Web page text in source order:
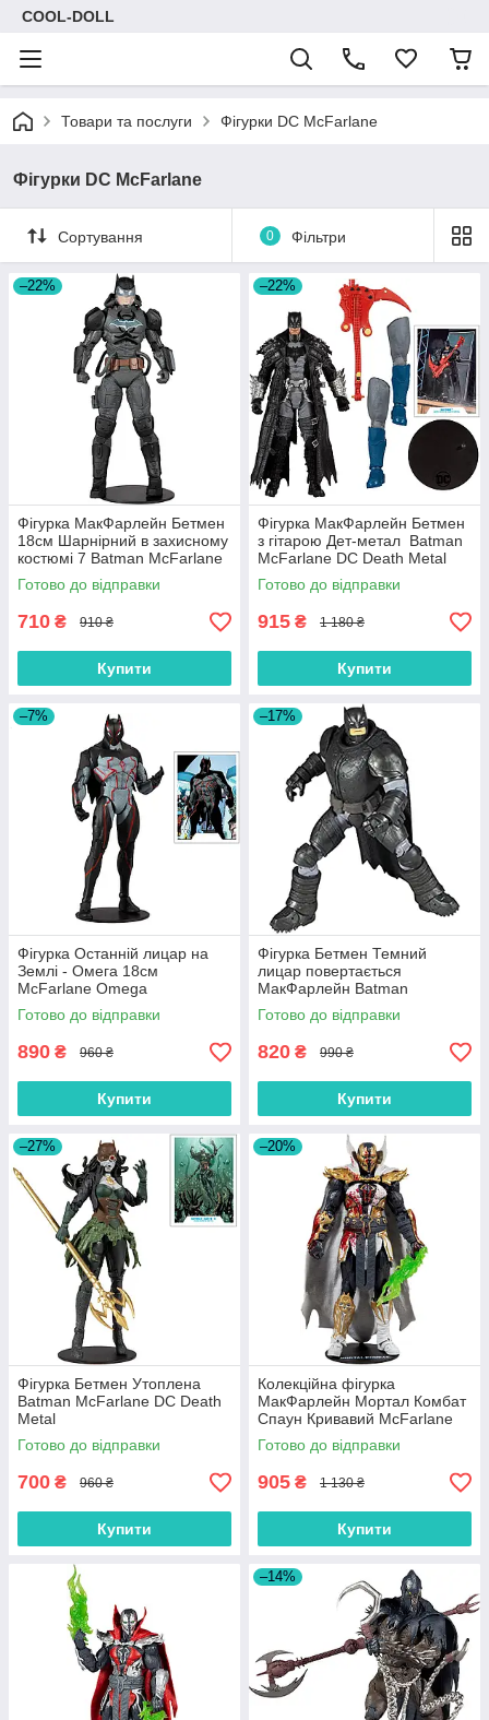
COOL-DOLL
Товари та послуги Фігурки DC McFarlane
Фігурки DC McFarlane
Сортування 0 Фільтри
–22%
Фігурка МакФарлейн Бетмен
18см Шарнірний в захисному
костюмі 7 Batman McFarlane
DC
Готово до відправки
710 ₴ 910 ₴
Купити
–22%
Фігурка МакФарлейн Бетмен
з гітарою Дет-метал Batman
McFarlane DC Death Metal
15416-0
Готово до відправки
915 ₴ 1 180 ₴
Купити
–7%
Фігурка Останній лицар на
Землі - Омега 18см
McFarlane Omega
Готово до відправки
890 ₴ 960 ₴
Купити
–17%
Фігурка Бетмен Темний
лицар повертається
МакФарлейн Batman
McFarlane DC Death Metal
15143-5
Готово до відправки
820 ₴ 990 ₴
Купити
–27%
Фігурка Бетмен Утоплена
Batman McFarlane DC Death
Metal
Готово до відправки
700 ₴ 960 ₴
Купити
–20%
Колекційна фігурка
МакФарлейн Мортал Комбат
Спаун Кривавий McFarlane
Mortal Kombat Spawn 11041
Готово до відправки
905 ₴ 1 130 ₴
Купити
–14%